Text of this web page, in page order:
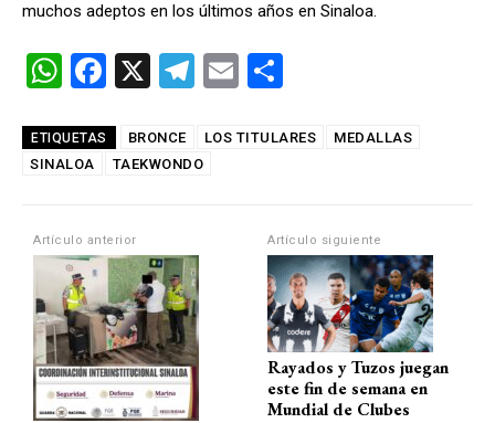
muchos adeptos en los últimos años en Sinaloa.
W
at
s
p
p
F
ce
b
o
k
X
T
e
gr
m
E
ail m
tir
ETIQUETAS BRONCE LOS TITULARES
MEDALLAS
SINALOA
TAEKWONDO
Artículo anterior Artículo siguiente
Rayados y Tuzos juegan
este fin de semana en
Mundial de Clubes